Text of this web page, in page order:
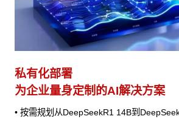
私有化部署
为企业量身定制的AI解决方案
• 按需规划从DeepSeekR1 14B到